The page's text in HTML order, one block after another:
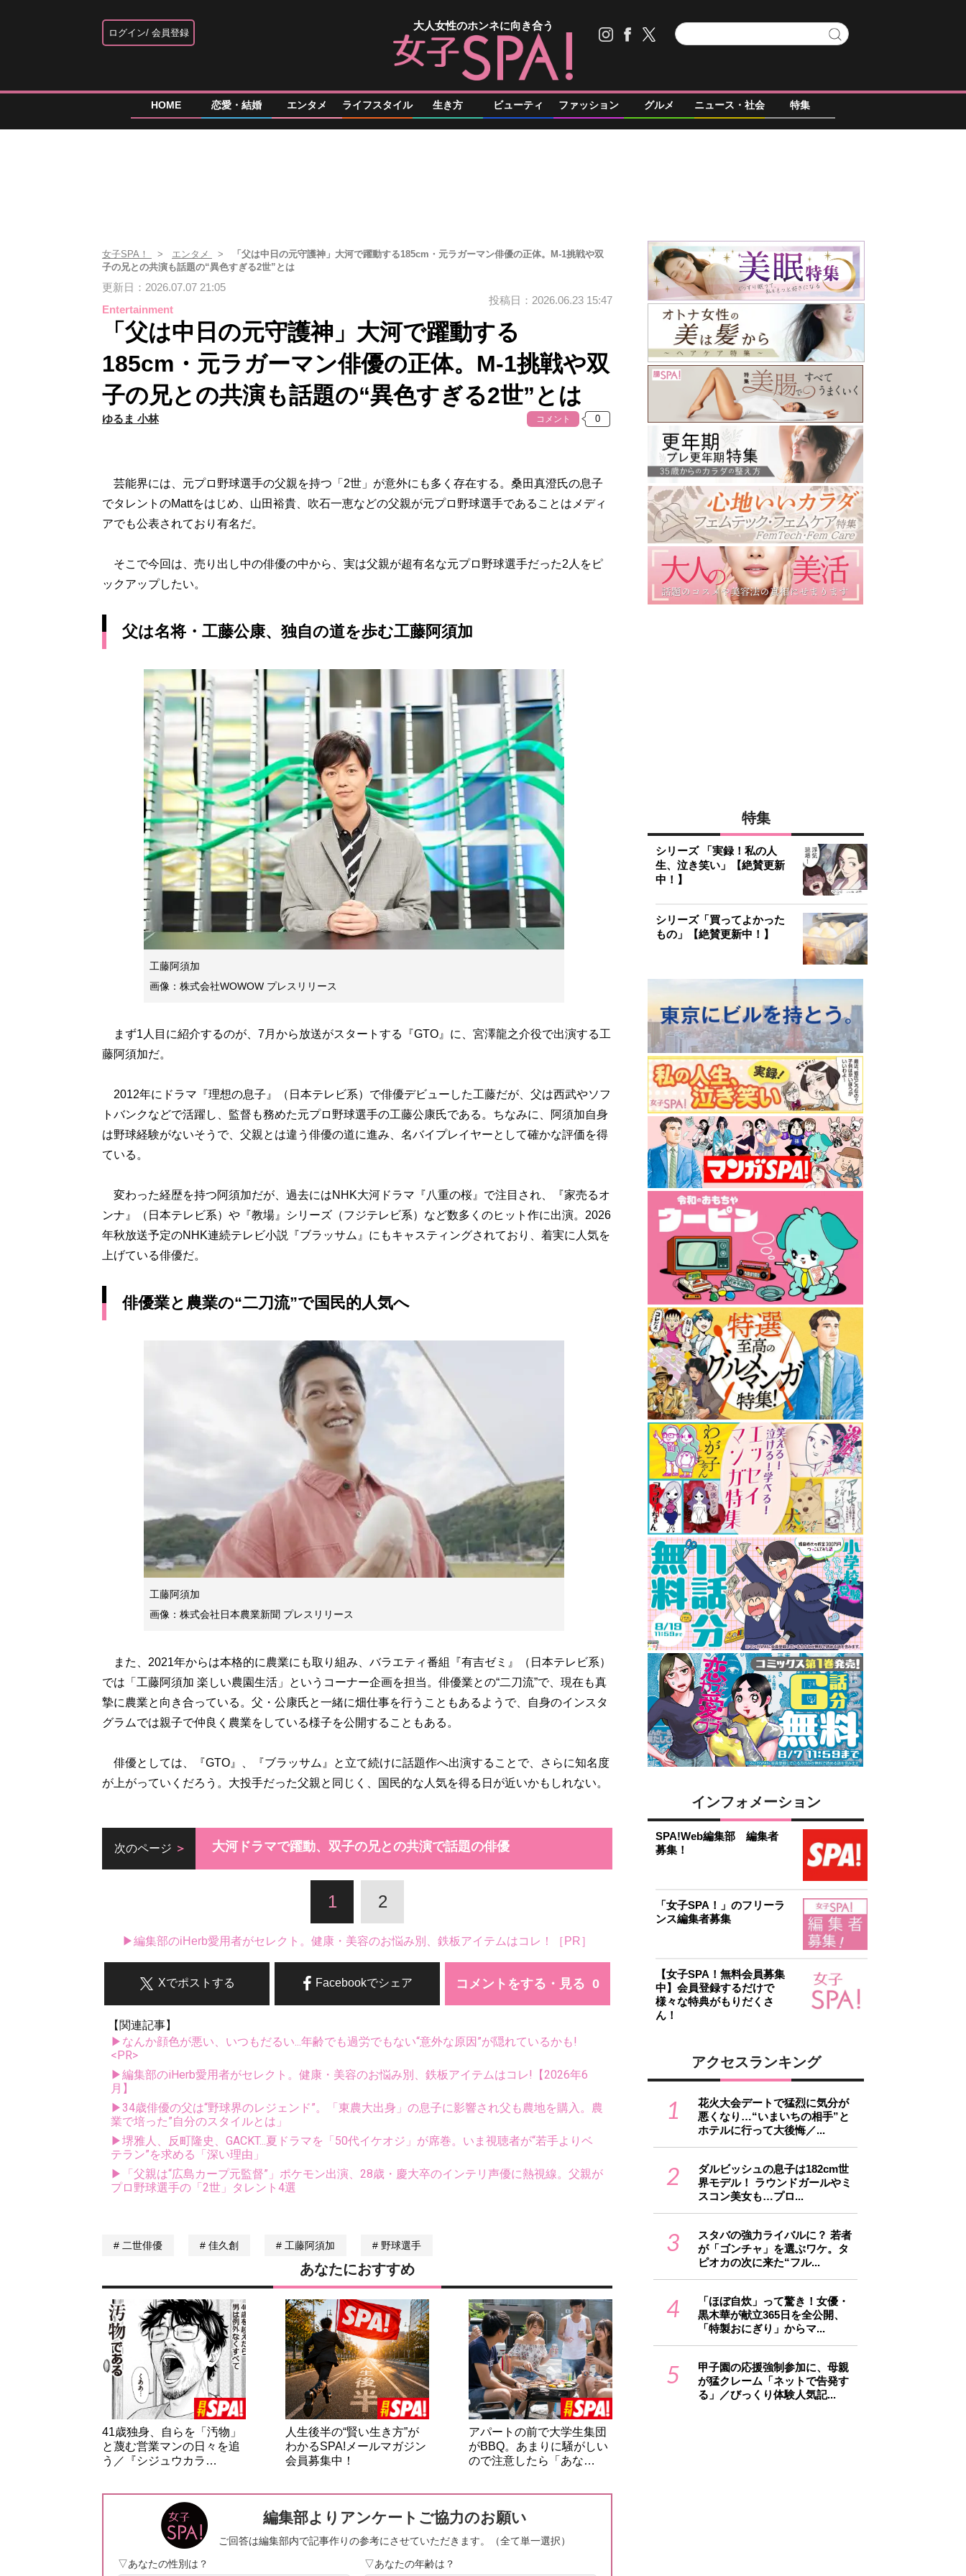
ログイン 会員登録
大人女性のホンネに向き合う
HOME 恋愛・結婚 エンタメ ライフスタイル 生き方 ビューティ ファッション グルメ ニュース・社会 特集
女子SPA！ エンタメ
「父は中日の元守護神」大河で躍動する185cm・元ラガーマン俳優の正体。M-1挑戦や双
子の兄との共演も話題の“異色すぎる2世”とは
更新日：2026.07.07 21:05
Entertainment
投稿日：2026.06.23 15:47
「父は中日の元守護神」大河で躍動する
185cm・元ラガーマン俳優の正体。M-1挑戦や双
子の兄との共演も話題の“異色すぎる2世”とは
ゆるま 小林 コメント
芸能界には、元プロ野球選手の父親を持つ「2世」が意外にも多く存在する。桑田真澄氏の息子
でタレントのMattをはじめ、山田裕貴、吹石一恵などの父親が元プロ野球選手であることはメディ
アでも公表されており有名だ。
そこで今回は、売り出し中の俳優の中から、実は父親が超有名な元プロ野球選手だった2人をピ
ックアップしたい。
父は名将・工藤公康、独自の道を歩む工藤阿須加
工藤阿須加
画像：株式会社WOWOW プレスリリース
まず1人目に紹介するのが、7月から放送がスタートする『GTO』に、宮澤龍之介役で出演する工
藤阿須加だ。
2012年にドラマ『理想の息子』（日本テレビ系）で俳優デビューした工藤だが、父は西武やソフ
トバンクなどで活躍し、監督も務めた元プロ野球選手の工藤公康氏である。ちなみに、阿須加自身
は野球経験がないそうで、父親とは違う俳優の道に進み、名バイプレイヤーとして確かな評価を得
ている。
変わった経歴を持つ阿須加だが、過去にはNHK大河ドラマ『八重の桜』で注目され、『家売るオ
ンナ』（日本テレビ系）や『教場』シリーズ（フジテレビ系）など数多くのヒット作に出演。2026
年秋放送予定のNHK連続テレビ小説『ブラッサム』にもキャスティングされており、着実に人気を
上げている俳優だ。
俳優業と農業の“二刀流”で国民的人気へ
工藤阿須加
画像：株式会社日本農業新聞 プレスリリース
また、2021年からは本格的に農業にも取り組み、バラエティ番組『有吉ゼミ』（日本テレビ系）
では「工藤阿須加 楽しい農園生活」というコーナー企画を担当。俳優業との“二刀流”で、現在も真
摯に農業と向き合っている。父・公康氏と一緒に畑仕事を行うこともあるようで、自身のインスタ
グラムでは親子で仲良く農業をしている様子を公開することもある。
俳優としては、『GTO』、『ブラッサム』と立て続けに話題作へ出演することで、さらに知名度
が上がっていくだろう。大投手だった父親と同じく、国民的な人気を得る日が近いかもしれない。
次のページ 大河ドラマで躍動、双子の兄との共演で話題の俳優
1 2
▶編集部のiHerb愛用者がセレクト。健康・美容のお悩み別、鉄板アイテムはコレ！［PR］
コメントをする・見る
Facebookでシェア
Xでポストする
【関連記事】
▶なんか顔色が悪い、いつもだるい...年齢でも過労でもない“意外な原因”が隠れているかも!
<PR>
▶編集部のiHerb愛用者がセレクト。健康・美容のお悩み別、鉄板アイテムはコレ!【2026年6
月】
▶34歳俳優の父は“野球界のレジェンド”。「東農大出身」の息子に影響され父も農地を購入。農
業で培った”自分のスタイルとは」
▶堺雅人、反町隆史、GACKT...夏ドラマを「50代イケオジ」が席巻。いま視聴者が“若手よりベ
テラン”を求める「深い理由」
▶「父親は“広島カープ元監督”」ポケモン出演、28歳・慶大卒のインテリ声優に熱視線。父親が
プロ野球選手の「2世」タレント4選
二世俳優 佳久創 工藤阿須加 野球選手
あなたにおすすめ
41歳独身、自らを「汚物」
と蔑む営業マンの日々を追
う／『シジュウカラ…
人生後半の“賢い生き方”が
わかるSPA!メールマガジン
会員募集中！
アパートの前で大学生集団
がBBQ。あまりに騒がしい
ので注意したら「あな…
特集
シリーズ 「実録！私の人
生、泣き笑い」【絶賛更新
中！】
シリーズ「買ってよかった
もの」【絶賛更新中！】
インフォメーション
SPA!Web編集部 編集者
募集！
「女子SPA！」のフリーラ
ンス編集者募集
【女子SPA！無料会員募集
中】会員登録するだけで
様々な特典がもりだくさ
ん！
アクセスランキング
1
花火大会デートで猛烈に気分が
悪くなり…“いまいちの相手”と
ホテルに行って大後悔／...
2
ダルビッシュの息子は182cm世
界モデル！ ラウンドガールやミ
スコン美女も…プロ...
3
スタバの強力ライバルに？ 若者
が「ゴンチャ」を選ぶワケ。タ
ピオカの次に来た“フル...
4
「ほぼ自炊」って驚き！女優・
黒木華が献立365日を全公開、
「特製おにぎり」からマ...
5
甲子園の応援強制参加に、母親
が猛クレーム「ネットで告発す
る」／びっくり体験人気記...